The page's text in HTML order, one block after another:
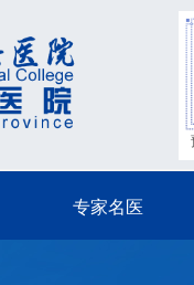
专家名医